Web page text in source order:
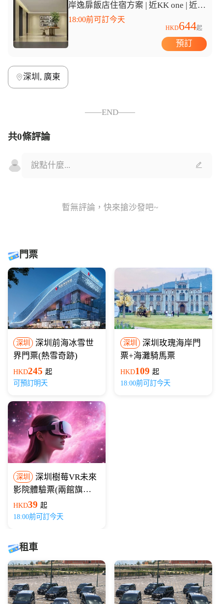
岸逸扉飯店住宿方案 | 近KK one | 近十
畝地 | 自助洗衣
18:00前可訂今天
HKD644起
預訂
深圳, 廣東
——END——
共0條評論
暫無評論，快來搶沙發吧~
門票
深圳
深圳前海冰雪世
界門票(熱雪奇跡)
HKD245 起
可預訂明天
深圳
深圳樹莓VR未來
影院體驗票(兩館旗艦
店)
HKD39 起
18:00前可訂今天
深圳
深圳玫瑰海岸門
票+海灘騎馬票
HKD109 起
18:00前可訂今天
租車